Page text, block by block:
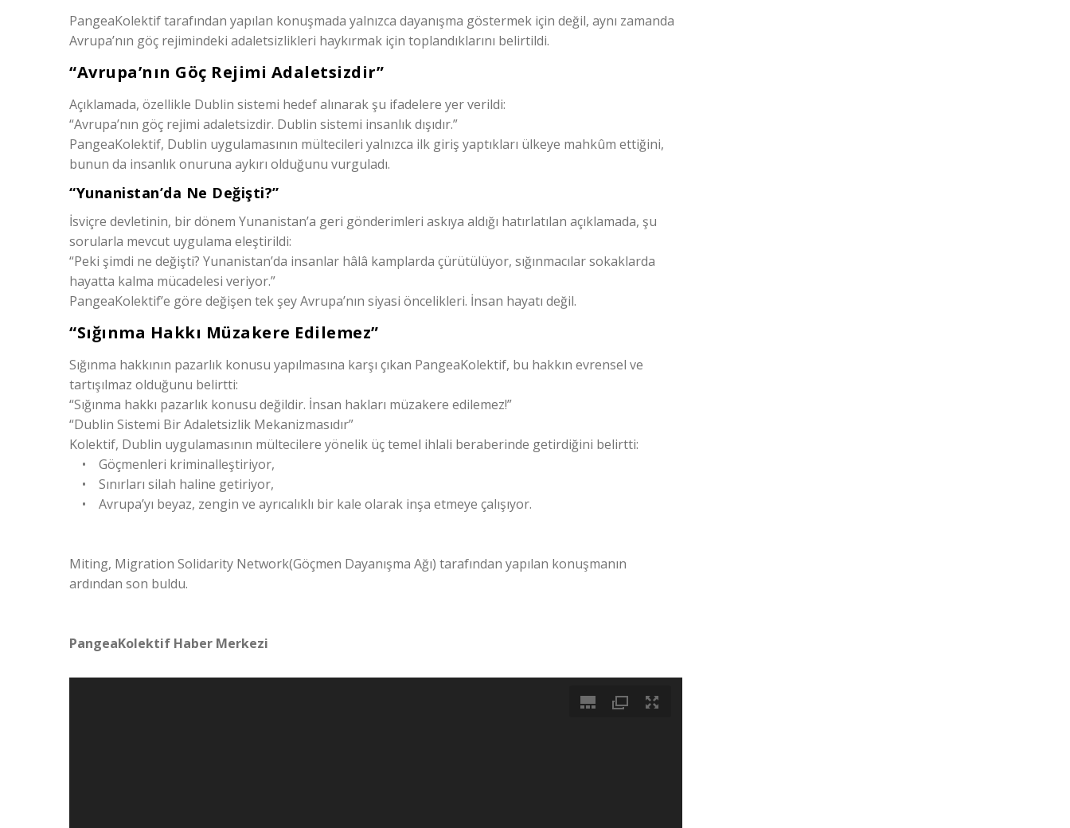
PangeaKolektif tarafından yapılan konuşmada yalnızca dayanışma göstermek için değil, aynı zamanda
Avrupa’nın göç rejimindeki adaletsizlikleri haykırmak için toplandıklarını belirtildi.
“Avrupa’nın Göç Rejimi Adaletsizdir”
Açıklamada, özellikle Dublin sistemi hedef alınarak şu ifadelere yer verildi:
“Avrupa’nın göç rejimi adaletsizdir. Dublin sistemi insanlık dışıdır.”
PangeaKolektif, Dublin uygulamasının mültecileri yalnızca ilk giriş yaptıkları ülkeye mahkûm ettiğini,
bunun da insanlık onuruna aykırı olduğunu vurguladı.
“Yunanistan’da Ne Değişti?”
İsviçre devletinin, bir dönem Yunanistan’a geri gönderimleri askıya aldığı hatırlatılan açıklamada, şu
sorularla mevcut uygulama eleştirildi:
“Peki şimdi ne değişti? Yunanistan’da insanlar hâlâ kamplarda çürütülüyor, sığınmacılar sokaklarda
hayatta kalma mücadelesi veriyor.”
PangeaKolektif’e göre değişen tek şey Avrupa’nın siyasi öncelikleri. İnsan hayatı değil.
“Sığınma Hakkı Müzakere Edilemez”
Sığınma hakkının pazarlık konusu yapılmasına karşı çıkan PangeaKolektif, bu hakkın evrensel ve
tartışılmaz olduğunu belirtti:
“Sığınma hakkı pazarlık konusu değildir. İnsan hakları müzakere edilemez!”
“Dublin Sistemi Bir Adaletsizlik Mekanizmasıdır”
Kolektif, Dublin uygulamasının mültecilere yönelik üç temel ihlali beraberinde getirdiğini belirtti:
• Göçmenleri kriminalleştiriyor,
• Sınırları silah haline getiriyor,
• Avrupa’yı beyaz, zengin ve ayrıcalıklı bir kale olarak inşa etmeye çalışıyor.
Miting, Migration Solidarity Network(Göçmen Dayanışma Ağı) tarafından yapılan konuşmanın
ardından son buldu.
PangeaKolektif Haber Merkezi